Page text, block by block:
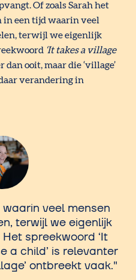
Of zoals Sarah het
in een tijd waarin veel
terwijl we eigenlijk
‘It takes a village
ooit, maar die ‘village’
verandering in
veel mensen
terwijl we eigenlijk
spreekwoord ‘It
a child’ is relevanter
ontbreekt vaak.